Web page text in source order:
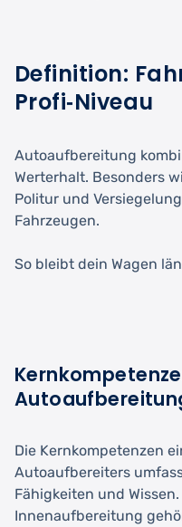
Definition:
Profi‑Niveau
Autoaufbereitung
Werterhalt. Besonders
Politur und
Fahrzeugen.
So bleibt dein Wagen
Die Kernkompetenzen
Autoaufbereiters
Fähigkeiten und
Innenaufbereitung